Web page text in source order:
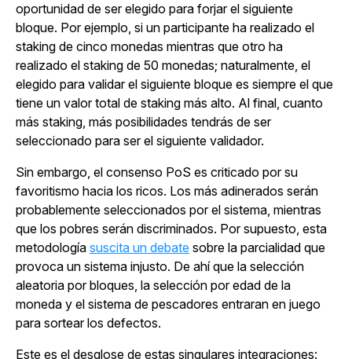
oportunidad de ser elegido para forjar el siguiente
bloque. Por ejemplo, si un participante ha realizado el
staking de cinco monedas mientras que otro ha
realizado el staking de 50 monedas; naturalmente, el
elegido para validar el siguiente bloque es siempre el que
tiene un valor total de staking más alto. Al final, cuanto
más staking, más posibilidades tendrás de ser
seleccionado para ser el siguiente validador.
Sin embargo, el consenso PoS es criticado por su
favoritismo hacia los ricos. Los más adinerados serán
probablemente seleccionados por el sistema, mientras
que los pobres serán discriminados. Por supuesto, esta
metodología suscita un debate sobre la parcialidad que
provoca un sistema injusto. De ahí que la selección
aleatoria por bloques, la selección por edad de la
moneda y el sistema de pescadores entraran en juego
para sortear los defectos.
Este es el desglose de estas singulares integraciones: